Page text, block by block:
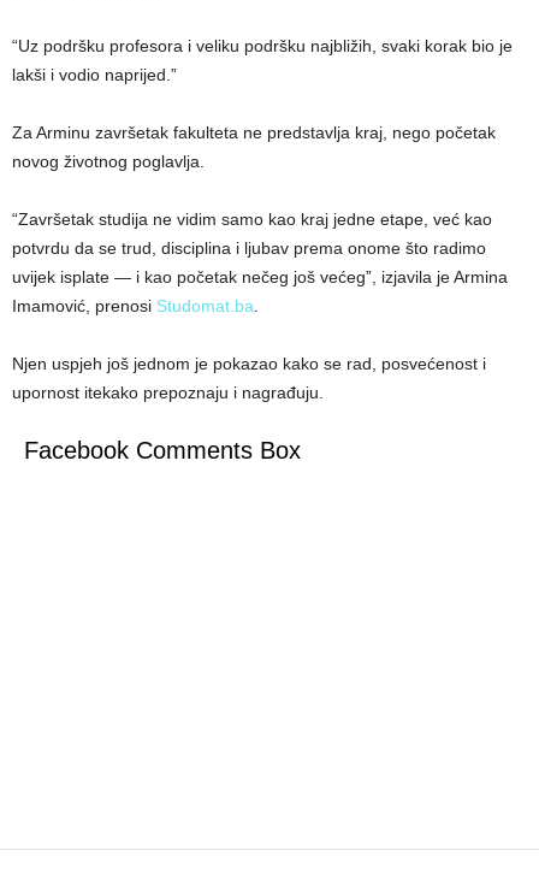
“Uz podršku profesora i veliku podršku najbližih, svaki korak bio je
lakši i vodio naprijed.”
Za Arminu završetak fakulteta ne predstavlja kraj, nego početak
novog životnog poglavlja.
“Završetak studija ne vidim samo kao kraj jedne etape, već kao
potvrdu da se trud, disciplina i ljubav prema onome što radimo
uvijek isplate — i kao početak nečeg još većeg”, izjavila je Armina
Imamović, prenosi Studomat.ba
Njen uspjeh još jednom je pokazao kako se rad, posvećenost i
upornost itekako prepoznaju i nagrađuju.
Facebook Comments Box